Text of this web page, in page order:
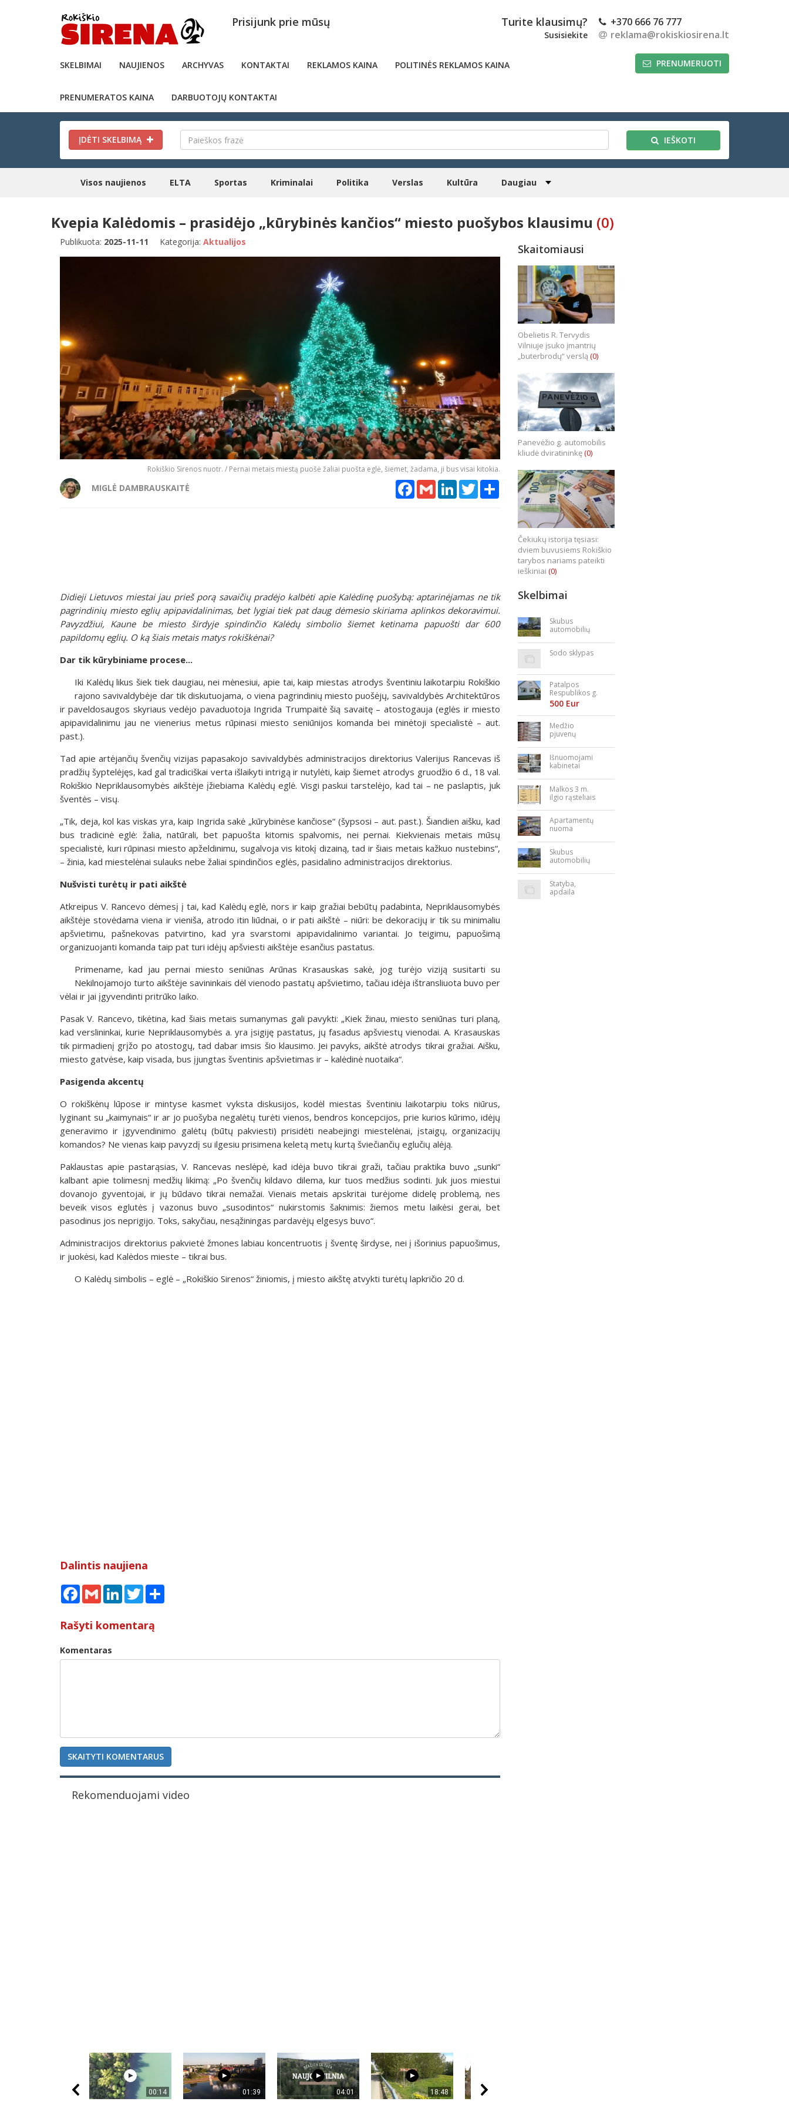
Prisijunk prie mūsų Turite klausimų?
Susisiekite
+370 666 76 777
reklama@rokiskiosirena.lt
SKELBIMAI NAUJIENOS ARCHYVAS KONTAKTAI REKLAMOS KAINA POLITINĖS REKLAMOS KAINA
PRENUMERATOS KAINA DARBUOTOJŲ KONTAKTAI
PRENUMERUOTI
ĮDĖTI SKELBIMĄ IEŠKOTI
Visos naujienos ELTA Sportas Kriminalai Politika Verslas Kultūra Daugiau
Kvepia Kalėdomis – prasidėjo „kūrybinės kančios“ miesto puošybos klausimu (0)
Publikuota: 2025-11-11 Kategorija: Aktualijos
Rokiškio Sirenos nuotr. / Pernai metais miestą puošė žaliai puošta eglė, šiemet, žadama, ji bus visai kitokia.
MIGLĖ DAMBRAUSKAITĖ Facebook
GmailLinkedInTwitterShare
Didieji Lietuvos miestai jau prieš porą savaičių pradėjo kalbėti apie Kalėdinę puošybą: aptarinėjamas ne tik
pagrindinių miesto eglių apipavidalinimas, bet lygiai tiek pat daug dėmesio skiriama aplinkos dekoravimui.
Pavyzdžiui, Kaune be miesto širdyje spindinčio Kalėdų simbolio šiemet ketinama papuošti dar 600
papildomų eglių. O ką šiais metais matys rokiškėnai?
Dar tik kūrybiniame procese...
Iki Kalėdų likus šiek tiek daugiau, nei mėnesiui, apie tai, kaip miestas atrodys šventiniu laikotarpiu Rokiškio
rajono savivaldybėje dar tik diskutuojama, o viena pagrindinių miesto puošėjų, savivaldybės Architektūros
ir paveldosaugos skyriaus vedėjo pavaduotoja Ingrida Trumpaitė šią savaitę – atostogauja (eglės ir miesto
apipavidalinimu jau ne vienerius metus rūpinasi miesto seniūnijos komanda bei minėtoji specialistė – aut.
past.).
Tad apie artėjančių švenčių vizijas papasakojo savivaldybės administracijos direktorius Valerijus Rancevas iš
pradžių šyptelėjęs, kad gal tradiciškai verta išlaikyti intrigą ir nutylėti, kaip šiemet atrodys gruodžio 6 d., 18 val.
Rokiškio Nepriklausomybės aikštėje įžiebiama Kalėdų eglė. Visgi paskui tarstelėjo, kad tai – ne paslaptis, juk
šventės – visų.
„Tik, deja, kol kas viskas yra, kaip Ingrida sakė „kūrybinėse kančiose“ (šypsosi – aut. past.). Šiandien aišku, kad
bus tradicinė eglė: žalia, natūrali, bet papuošta kitomis spalvomis, nei pernai. Kiekvienais metais mūsų
specialistė, kuri rūpinasi miesto apželdinimu, sugalvoja vis kitokį dizainą, tad ir šiais metais kažkuo nustebins“,
– žinia, kad miestelėnai sulauks nebe žaliai spindinčios eglės, pasidalino administracijos direktorius.
Nušvisti turėtų ir pati aikštė
Atkreipus V. Rancevo dėmesį į tai, kad Kalėdų eglė, nors ir kaip gražiai bebūtų padabinta, Nepriklausomybės
aikštėje stovėdama viena ir vieniša, atrodo itin liūdnai, o ir pati aikštė – niūri: be dekoracijų ir tik su minimaliu
apšvietimu, pašnekovas patvirtino, kad yra svarstomi apipavidalinimo variantai. Jo teigimu, papuošimą
organizuojanti komanda taip pat turi idėjų apšviesti aikštėje esančius pastatus.
Primename, kad jau pernai miesto seniūnas Arūnas Krasauskas sakė, jog turėjo viziją susitarti su
Nekilnojamojo turto aikštėje savininkais dėl vienodo pastatų apšvietimo, tačiau idėja ištransliuota buvo per
vėlai ir jai įgyvendinti pritrūko laiko.
Pasak V. Rancevo, tikėtina, kad šiais metais sumanymas gali pavykti: „Kiek žinau, miesto seniūnas turi planą,
kad verslininkai, kurie Nepriklausomybės a. yra įsigiję pastatus, jų fasadus apšviestų vienodai. A. Krasauskas
tik pirmadienį grįžo po atostogų, tad dabar imsis šio klausimo. Jei pavyks, aikštė atrodys tikrai gražiai. Aišku,
miesto gatvėse, kaip visada, bus įjungtas šventinis apšvietimas ir – kalėdinė nuotaika“.
Pasigenda akcentų
O rokiškėnų lūpose ir mintyse kasmet vyksta diskusijos, kodėl miestas šventiniu laikotarpiu toks niūrus,
lyginant su „kaimynais“ ir ar jo puošyba negalėtų turėti vienos, bendros koncepcijos, prie kurios kūrimo, idėjų
generavimo ir įgyvendinimo galėtų (būtų pakviesti) prisidėti neabejingi miestelėnai, įstaigų, organizacijų
komandos? Ne vienas kaip pavyzdį su ilgesiu prisimena keletą metų kurtą šviečiančių eglučių alėją.
Paklaustas apie pastarąsias, V. Rancevas neslėpė, kad idėja buvo tikrai graži, tačiau praktika buvo „sunki“
kalbant apie tolimesnį medžių likimą: „Po švenčių kildavo dilema, kur tuos medžius sodinti. Juk juos miestui
dovanojo gyventojai, ir jų būdavo tikrai nemažai. Vienais metais apskritai turėjome didelę problemą, nes
beveik visos eglutės į vazonus buvo „susodintos“ nukirstomis šaknimis: žiemos metu laikėsi gerai, bet
pasodinus jos neprigijo. Toks, sakyčiau, nesąžiningas pardavėjų elgesys buvo“.
Administracijos direktorius pakvietė žmones labiau koncentruotis į šventę širdyse, nei į išorinius papuošimus,
ir juokėsi, kad Kalėdos mieste – tikrai bus.
O Kalėdų simbolis – eglė – „Rokiškio Sirenos“ žiniomis, į miesto aikštę atvykti turėtų lapkričio 20 d.
Dalintis naujiena
FacebookGmail LinkedInTwitter
Rašyti komentarą
Komentaras
SKAITYTI KOMENTARUS
Rekomenduojami video
00:14 01:39 04:01 18:48
Skaitomiausi
Obelietis R. Tervydis
Vilniuje įsuko įmantrių
„buterbrodų“ verslą (0)
Panevėžio g. automobilis
kliudė dviratininkę(0)
Čekiukų istorija tęsiasi:
dviem buvusiems Rokiškio
tarybos nariams pateikti
ieškiniai (0)
Skelbimai
Skubus
automobilių
Sodo sklypas
Patalpos
Respublikos g.
23
500 Eur
Medžio
pjuvenų
briketai
Išnuomojami
kabinetai
bės aikštėje
Malkos 3 m.
ilgio rąsteliais
Apartamentų
nuoma
Skubus
automobilių
Statyba,
apdaila